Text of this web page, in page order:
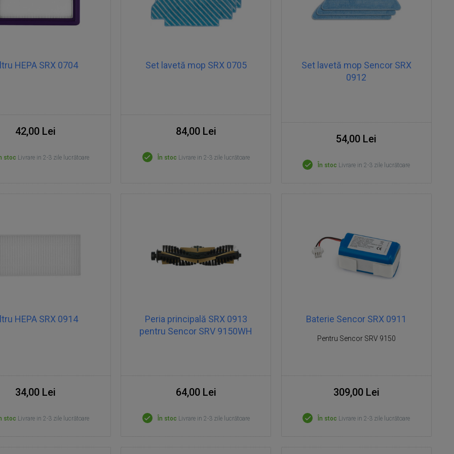
HEPA SRX 0704
42,00 Lei
stoc Livrare in 2-3 zile lucrătoare
Set lavetă mop SRX 0705
84,00 Lei
În stoc Livrare in 2-3 zile lucrătoare
Set lavetă mop Sencor SRX
0912
54,00 Lei
În stoc Livrare in 2-3 zile lucrătoare
HEPA SRX 0914
34,00 Lei
stoc Livrare in 2-3 zile lucrătoare
Peria principală SRX 0913
pentru Sencor SRV 9150WH
64,00 Lei
În stoc Livrare in 2-3 zile lucrătoare
Baterie Sencor SRX 0911
Pentru Sencor SRV 9150
309,00 Lei
În stoc Livrare in 2-3 zile lucrătoare